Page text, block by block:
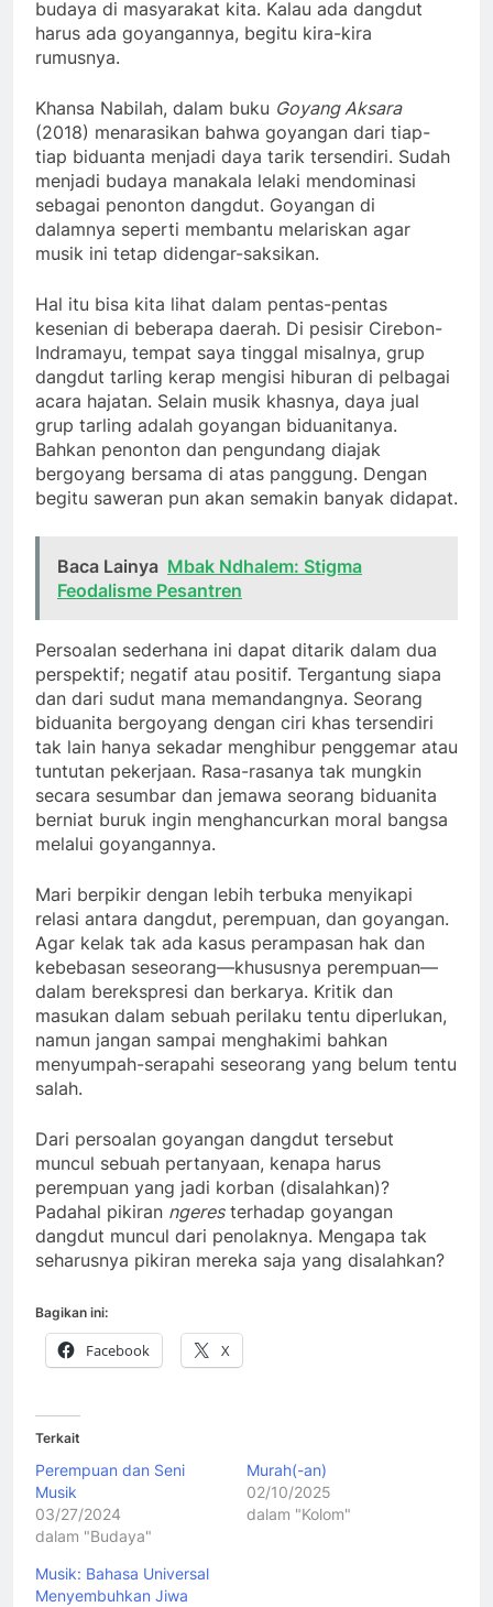
budaya di masyarakat kita. Kalau ada dangdut
harus ada goyangannya, begitu kira-kira
rumusnya.
Khansa Nabilah, dalam buku Goyang Aksara
(2018) menarasikan bahwa goyangan dari tiap-
tiap biduanta menjadi daya tarik tersendiri. Sudah
menjadi budaya manakala lelaki mendominasi
sebagai penonton dangdut. Goyangan di
dalamnya seperti membantu melariskan agar
musik ini tetap didengar-saksikan.
Hal itu bisa kita lihat dalam pentas-pentas
kesenian di beberapa daerah. Di pesisir Cirebon-
Indramayu, tempat saya tinggal misalnya, grup
dangdut tarling kerap mengisi hiburan di pelbagai
acara hajatan. Selain musik khasnya, daya jual
grup tarling adalah goyangan biduanitanya.
Bahkan penonton dan pengundang diajak
bergoyang bersama di atas panggung. Dengan
begitu saweran pun akan semakin banyak didapat.
Baca Lainya Mbak Ndhalem: Stigma
Feodalisme Pesantren
Persoalan sederhana ini dapat ditarik dalam dua
perspektif; negatif atau positif. Tergantung siapa
dan dari sudut mana memandangnya. Seorang
biduanita bergoyang dengan ciri khas tersendiri
tak lain hanya sekadar menghibur penggemar atau
tuntutan pekerjaan. Rasa-rasanya tak mungkin
secara sesumbar dan jemawa seorang biduanita
berniat buruk ingin menghancurkan moral bangsa
melalui goyangannya.
Mari berpikir dengan lebih terbuka menyikapi
relasi antara dangdut, perempuan, dan goyangan.
Agar kelak tak ada kasus perampasan hak dan
kebebasan seseorang—khususnya perempuan—
dalam berekspresi dan berkarya. Kritik dan
masukan dalam sebuah perilaku tentu diperlukan,
namun jangan sampai menghakimi bahkan
menyumpah-serapahi seseorang yang belum tentu
salah.
Dari persoalan goyangan dangdut tersebut
muncul sebuah pertanyaan, kenapa harus
perempuan yang jadi korban (disalahkan)?
Padahal pikiran ngeresterhadap goyangan
dangdut muncul dari penolaknya. Mengapa tak
seharusnya pikiran mereka saja yang disalahkan?
Bagikan ini:
Facebook X
Terkait
Perempuan dan Seni
Musik
03/27/2024
dalam "Budaya"
Murah(-an)
02/10/2025
dalam "Kolom"
Musik: Bahasa Universal
Menyembuhkan Jiwa